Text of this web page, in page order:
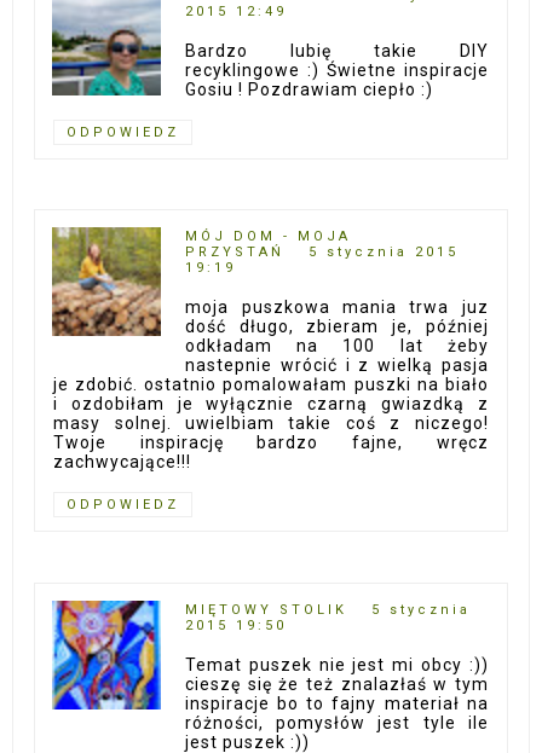
2015 12:49
Bardzo lubię takie DIY
recyklingowe :) Świetne inspiracje
Gosiu ! Pozdrawiam ciepło :)
ODPOWIEDZ
MÓJ DOM - MOJA
PRZYSTAŃ
5 stycznia 2015
19:19
moja puszkowa mania trwa juz
dość długo, zbieram je, później
odkładam na 100 lat żeby
nastepnie wrócić i z wielką pasja
je zdobić. ostatnio pomalowałam puszki na biało
i ozdobiłam je wyłącznie czarną gwiazdką z
masy solnej. uwielbiam takie coś z niczego!
Twoje inspirację bardzo fajne, wręcz
zachwycające!!!
ODPOWIEDZ
MIĘTOWY STOLIK
5 stycznia
2015 19:50
Temat puszek nie jest mi obcy :))
cieszę się że też znalazłaś w tym
inspiracje bo to fajny materiał na
różności, pomysłów jest tyle ile
jest puszek :))